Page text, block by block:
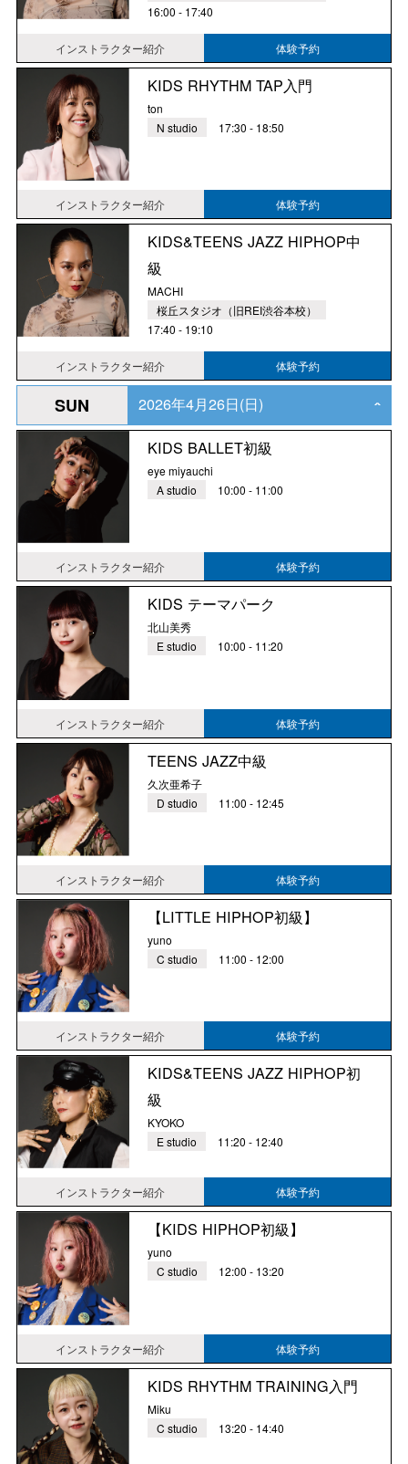
16:00 - 17:40
インストラクター紹介 体験予約
KIDS RHYTHM TAP入門
ton
N studio
17:30 - 18:50
インストラクター紹介 体験予約
KIDS&TEENS JAZZ HIPHOP中
級
MACHI
桜丘スタジオ（旧REI渋谷本校）
17:40 - 19:10
インストラクター紹介 体験予約
SUN 2026年4月26日(日) ‹
KIDS BALLET初級
eye miyauchi
A studio
10:00 - 11:00
インストラクター紹介 体験予約
KIDS テーマパーク
北山美秀
E studio
10:00 - 11:20
インストラクター紹介 体験予約
TEENS JAZZ中級
久次亜希子
D studio
11:00 - 12:45
インストラクター紹介 体験予約
【LITTLE HIPHOP初級】
yuno
C studio
11:00 - 12:00
インストラクター紹介 体験予約
KIDS&TEENS JAZZ HIPHOP初
級
KYOKO
E studio
11:20 - 12:40
インストラクター紹介 体験予約
【KIDS HIPHOP初級】
yuno
C studio
12:00 - 13:20
インストラクター紹介 体験予約
KIDS RHYTHM TRAINING入門
Miku
C studio
13:20 - 14:40